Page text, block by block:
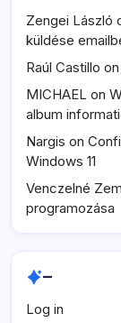
Zengei László
küldése
Raúl Castillo on
MICHAEL on
album
Nargis on
Windows 11
Venczelné
programozása
–
Log in